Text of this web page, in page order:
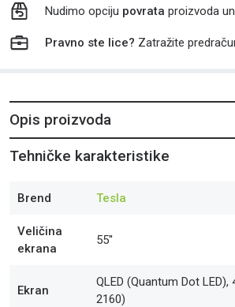
Nudimo opciju povrata proizvoda
Pravno ste lice? Zatražite
Opis proizvoda
Tehničke karakteristike
Brend Tesla
Veličina
ekrana
55''
Ekran
QLED (Quantum Dot LED),
2160)